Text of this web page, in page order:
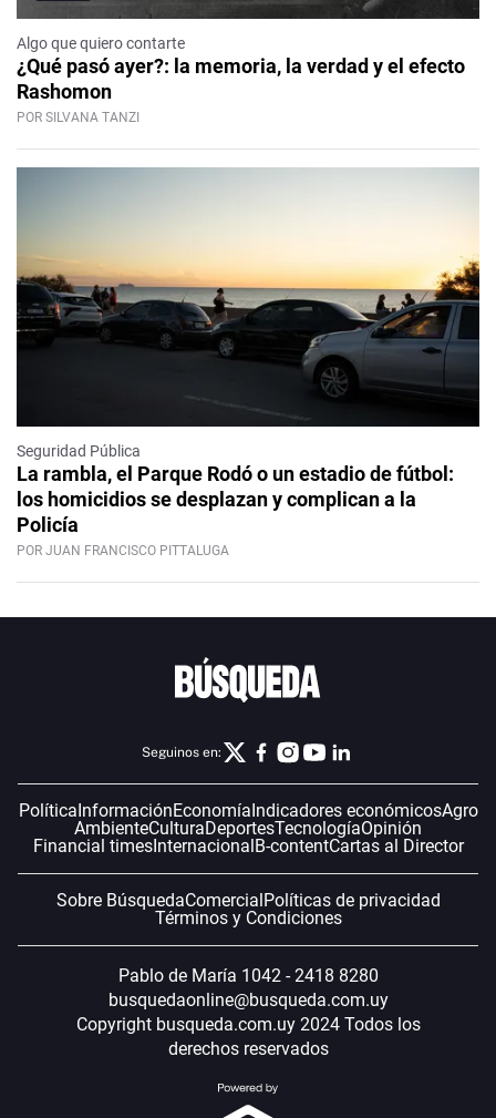
Algo que quiero contarte
¿Qué pasó ayer?: la memoria, la verdad y el efecto
Rashomon
POR SILVANA TANZI
Seguridad Pública
La rambla, el Parque Rodó o un estadio de fútbol:
los homicidios se desplazan y complican a la
Policía
POR JUAN FRANCISCO PITTALUGA
Seguinos en:
Política InformaciónEconomía Indicadores económicosAgro
AmbienteCulturaDeportesTecnologíaOpinión
Financial timesInternacional B-contentCartas al Director
Sobre BúsquedaComercial Políticas de privacidad
Términos y Condiciones
Pablo de María 1042 - 2418 8280
busquedaonline@busqueda.com.uy
Copyright busqueda.com.uy 2024 Todos los
derechos reservados